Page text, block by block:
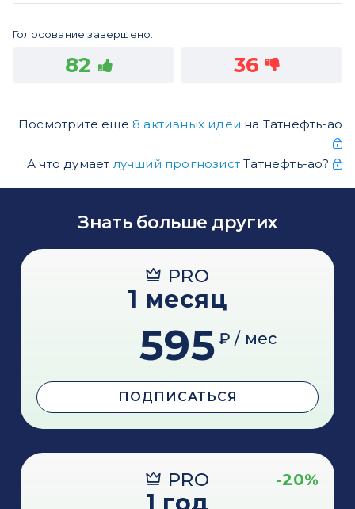
Голосование завершено.
82 36
Посмотрите еще 8 активных идеи на Татнефть-ао
А что думает лучший прогнозистТатнефть-ао?
Знать больше других
PRO
1 месяц
595 ₽ / мес
ПОДПИСАТЬСЯ
PRO -20%
1 год